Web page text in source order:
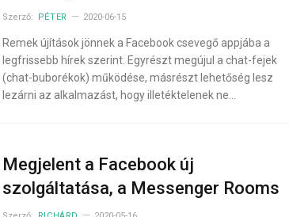
Szerző: PÉTER 2020-06-15
Remek újítások jönnek a Facebook csevegő appjába a
legfrissebb hírek szerint. Egyrészt megújul a chat-fejek
(chat-buborékok) működése, másrészt lehetőség lesz
lezárni az alkalmazást, hogy illetéktelenek ne…
Megjelent a Facebook új
szolgáltatása, a Messenger Rooms